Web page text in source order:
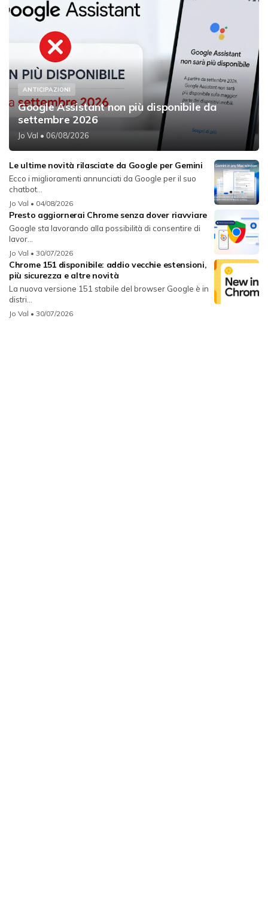
ANTICIPAZIONI
Google Assistant non più disponibile da
settembre 2026
Jo Val • 06/08/2026
Le ultime novità rilasciate da Google per Gemini
Ecco i miglioramenti annunciati da Google per il suo
chatbot...
Jo Val • 04/08/2026
Presto aggiornerai Chrome senza dover riavviare
Google sta lavorando alla possibilità di consentire di
lavor...
Jo Val • 30/07/2026
Chrome 151 disponibile: addio vecchie estensioni,
più sicurezza e altre novità
La nuova versione 151 stabile del browser Google è in
distri...
Jo Val • 30/07/2026